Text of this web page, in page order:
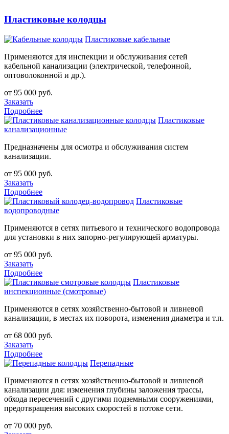
Пластиковые колодцы
Пластиковые кабельные
Применяются для инспекции и обслуживания сетей
кабельной канализации (электрической, телефонной,
оптоволоконной и др.).
от 95 000 руб.
Заказать
Подробнее
Пластиковые
канализационные
Предназначены для осмотра и обслуживания систем
канализации.
от 95 000 руб.
Заказать
Подробнее
Пластиковые
водопроводные
Применяются в сетях питьевого и технического водопровода
для установки в них запорно-регулирующей арматуры.
от 95 000 руб.
Заказать
Подробнее
Пластиковые
инспекционные (смотровые)
Применяются в сетях хозяйственно-бытовой и ливневой
канализации, в местах их поворота, изменения диаметра и т.п.
от 68 000 руб.
Заказать
Подробнее
Перепадные
Применяются в сетях хозяйственно-бытовой и ливневой
канализации для: изменения глубины заложения трассы,
обхода пересечений с другими подземными сооружениями,
предотвращения высоких скоростей в потоке сети.
от 70 000 руб.